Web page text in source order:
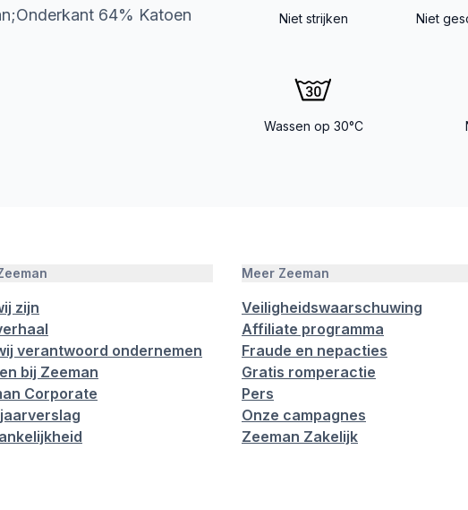
64% Katoen
Niet strijken
Niet
Wassen op 30°C
zijn
verantwoord ondernemen
bij Zeeman
Corporate
Meer Zeeman
Veiligheidswaarschuwing
Affiliate programma
Fraude en nepacties
Gratis romperactie
Pers
Onze campagnes
Zeeman Zakelijk